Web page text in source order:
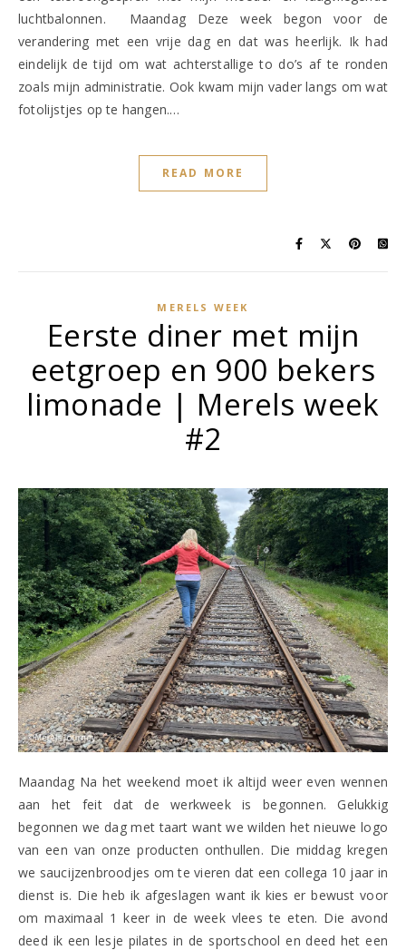
luchtbalonnen. Maandag Deze week begon voor de
verandering met een vrije dag en dat was heerlijk. Ik had
eindelijk de tijd om wat achterstallige to do’s af te ronden
zoals mijn administratie. Ook kwam mijn vader langs om wat
fotolijstjes op te hangen.…
READ MORE
MERELS WEEK
Eerste diner met mijn
eetgroep en 900 bekers
limonade | Merels week
#2
Maandag Na het weekend moet ik altijd weer even wennen
aan het feit dat de werkweek is begonnen. Gelukkig
begonnen we dag met taart want we wilden het nieuwe logo
van een van onze producten onthullen. Die middag kregen
we saucijzenbroodjes om te vieren dat een collega 10 jaar in
dienst is. Die heb ik afgeslagen want ik kies er bewust voor
om maximaal 1 keer in de week vlees te eten. Die avond
deed ik een lesje pilates in de sportschool en deed het een